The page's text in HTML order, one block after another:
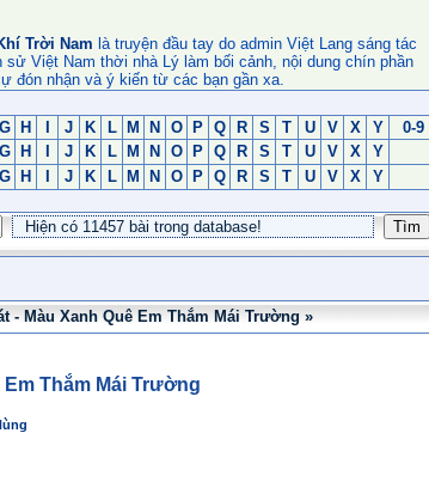
Trời Nam là truyện đầu tay do admin Việt Lang sáng tác
sử Việt Nam thời nhà Lý làm bối cảnh, nội dung chín phần
đón nhận và ý kiến từ các bạn gần xa.
G H J K L M N O P Q R S T U V X Y
0-9
G H J K L M N O P Q R S T U V X
Y
G H J K L M N O P Q R S T U V X Y
- Màu Xanh Quê Em Thắm Mái Trường »
Em Thắm Mái Trường